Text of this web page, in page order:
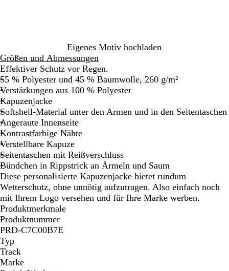
Eigenes Motiv hochladen
Größen und Abmessungen
Effektiver Schutz vor Regen.
55 % Polyester und 45 % Baumwolle, 260 g/m²
Verstärkungen aus 100 % Polyester
Kapuzenjacke
Softshell-Material unter den Armen und in den Seitentaschen
Angeraute Innenseite
Kontrastfarbige Nähte
Verstellbare Kapuze
Seitentaschen mit Reißverschluss
Bündchen in Rippstrick an Ärmeln und Saum
Diese personalisierte Kapuzenjacke bietet rundum
Wetterschutz, ohne unnötig aufzutragen. Also einfach noch
mit Ihrem Logo versehen und für Ihre Marke werben.
Produktmerkmale
Produktnummer
PRD-C7C00B7E
Typ
Track
Marke